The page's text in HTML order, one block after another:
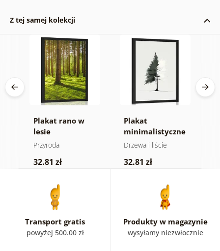
Z tej samej kolekcji
Plakat rano w
lesie
Przyroda
32.81 zł
Plakat
minimalistyczne
drzewo iglaste
Drzewa i liście
32.81 zł
Transport gratis
powyżej 500.00 zł
Produkty w magazynie
wysyłamy niezwłocznie